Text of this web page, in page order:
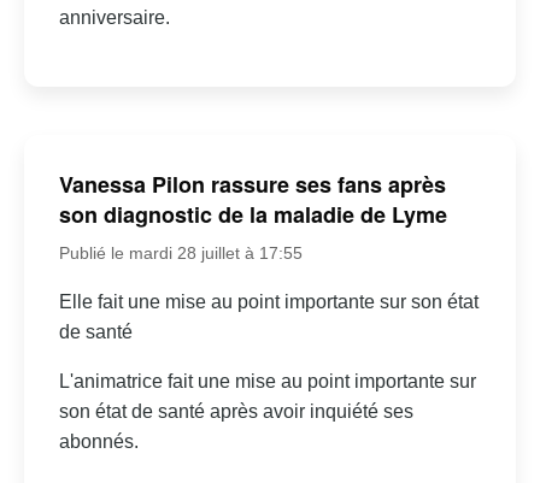
anniversaire.
Vanessa Pilon rassure ses fans après
son diagnostic de la maladie de Lyme
Publié le mardi 28 juillet à 17:55
Elle fait une mise au point importante sur son état
de santé
L'animatrice fait une mise au point importante sur
son état de santé après avoir inquiété ses
abonnés.